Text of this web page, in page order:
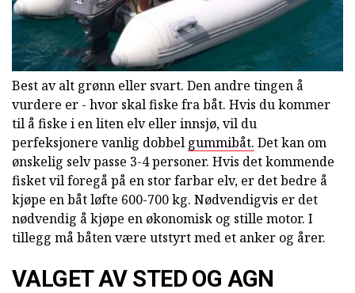
Best av alt grønn eller svart. Den andre tingen å
vurdere er - hvor skal fiske fra båt. Hvis du kommer
til å fiske i en liten elv eller innsjø, vil du
perfeksjonere vanlig dobbel gummibåt. Det kan om
ønskelig selv passe 3-4 personer. Hvis det kommende
fisket vil foregå på en stor farbar elv, er det bedre å
kjøpe en båt løfte 600-700 kg. Nødvendigvis er det
nødvendig å kjøpe en økonomisk og stille motor. I
tillegg må båten være utstyrt med et anker og årer.
VALGET AV STED OG AGN